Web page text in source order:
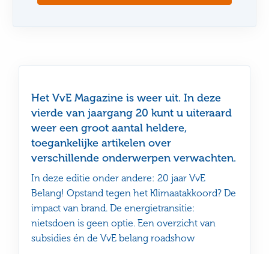
Het VvE Magazine is weer uit. In deze
vierde van jaargang 20 kunt u uiteraard
weer een groot aantal heldere,
toegankelijke artikelen over
verschillende onderwerpen verwachten.
In deze editie onder andere: 20 jaar VvE
Belang! Opstand tegen het Klimaatakkoord? De
impact van brand. De energietransitie:
nietsdoen is geen optie. Een overzicht van
subsidies én de VvE belang roadshow